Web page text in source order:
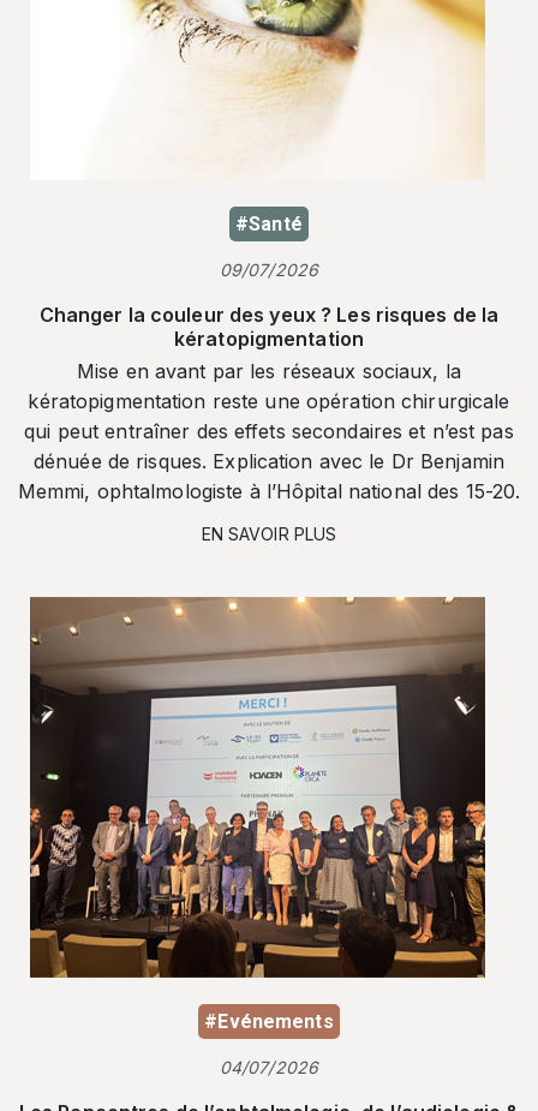
#Santé
09/07/2026
Changer la couleur des yeux ? Les risques de la
kératopigmentation
Mise en avant par les réseaux sociaux, la
kératopigmentation reste une opération chirurgicale
qui peut entraîner des effets secondaires et n’est pas
dénuée de risques. Explication avec le Dr Benjamin
Memmi, ophtalmologiste à l’Hôpital national des 15-20.
EN SAVOIR PLUS
#Evénements
04/07/2026